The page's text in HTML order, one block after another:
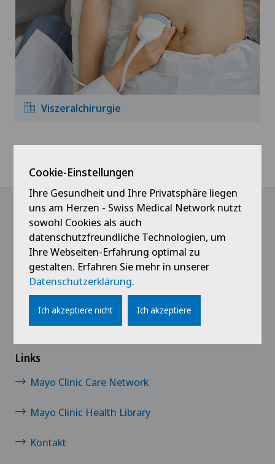
Viszeralchirurgie
Home Spitäler Clinica Sant'Anna
@Follow our news
Links
Mayo Clinic Care Network
Mayo Clinic Health Library
Kontakt
Cookie-Einstellungen
Ihre Gesundheit und Ihre Privatsphäre liegen
uns am Herzen - Swiss Medical Network nutzt
sowohl Cookies als auch
datenschutzfreundliche Technologien, um
Ihre Webseiten-Erfahrung optimal zu
gestalten. Erfahren Sie mehr in unserer
Datenschutzerklärung.
Ich akzeptiere nicht Ich akzeptiere